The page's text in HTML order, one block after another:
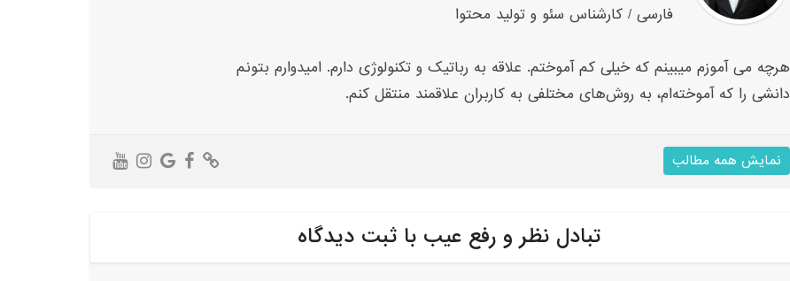
فارسی / کارشناس سئو و تولید محتوا
هرچه می آموزم میبینم که خیلی کم آموختم. علاقه به رباتیک و تکنولوژی دارم. امیدوارم بتونم
دانشی را که آموخته‌ام، به روش‌های مختلفی به کاربران علاقمند منتقل کنم.
نمایش همه مطالب
تبادل نظر و رفع عیب با ثبت دیدگاه